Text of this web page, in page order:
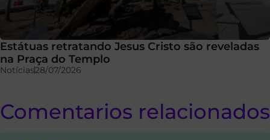
Estátuas retratando Jesus Cristo são reveladas
na Praça do Templo
Notícias28/07/2026
Comentarios relacionados